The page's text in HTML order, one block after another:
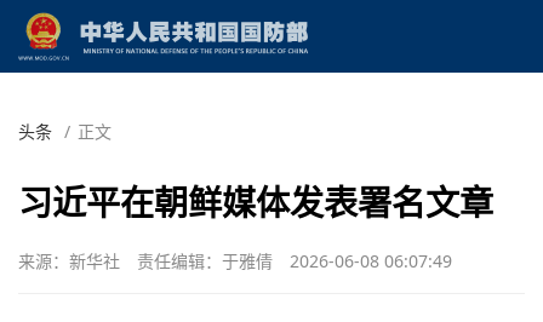
头条 / 正文
习近平在朝鲜媒体发表署名文章
来源：新华社 责任编辑：于雅倩 2026-06-08 06:07:49